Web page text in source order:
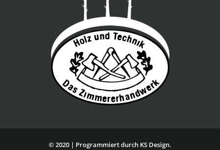
© 2020 | Programmiert durch KS Design.